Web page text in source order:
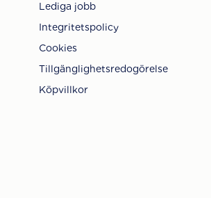
Lediga jobb
Integritetspolicy
Cookies
Tillgänglighetsredogörelse
Köpvillkor